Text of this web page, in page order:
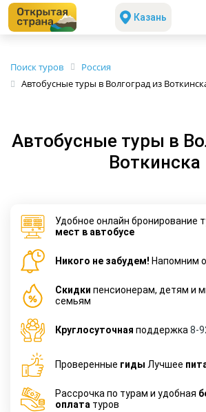
Казань
Поиск туров
Россия
Автобусные туры в Волгоград из
Автобусные туры в
Воткинска
Удобное онлайн бронирование
мест в автобусе
Никого не забудем! Напомним
Cкидки пенсионерам, детям и
семьям
Круглосуточная поддержка 8-
Проверенные гиды Лучшее
Рассрочка по турам и удобная
оплата туров